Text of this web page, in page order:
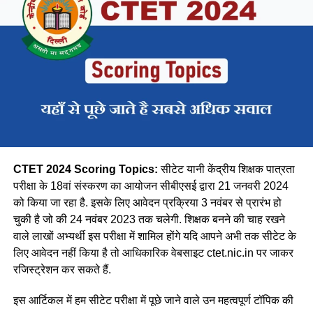
CTET 2024 Scoring Topics:सीटेट यानी केंद्रीय शिक्षक पात्रता
परीक्षा के 18वां संस्करण का आयोजन सीबीएसई द्वारा 21 जनवरी 2024
को किया जा रहा है. इसके लिए आवेदन प्रक्रिया 3 नवंबर से प्रारंभ हो
चुकी है जो की 24 नवंबर 2023 तक चलेगी. शिक्षक बनने की चाह रखने
वाले लाखों अभ्यर्थी इस परीक्षा में शामिल होंगे यदि आपने अभी तक सीटेट के
लिए आवेदन नहीं किया है तो आधिकारिक वेबसाइट ctet.nic.in पर जाकर
रजिस्ट्रेशन कर सकते हैं.
इस आर्टिकल में हम सीटेट परीक्षा में पूछे जाने वाले उन महत्वपूर्ण टॉपिक की